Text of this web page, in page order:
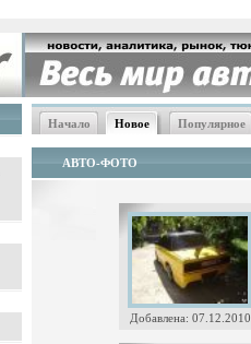
Начало Новое Популярное
АВТО-ФОТО
Добавлена: 07.12.2010